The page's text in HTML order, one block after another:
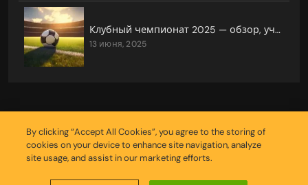
Клубный чемпионат 2025 — обзор, участники, даты и всё, что нужно знать
13 июня, 2025
Copyright © 2026
By clicking “Accept All Cookies”, you agree to the storing of
cookies on your device to enhance site navigation, analyze
site usage, and assist in our marketing efforts.